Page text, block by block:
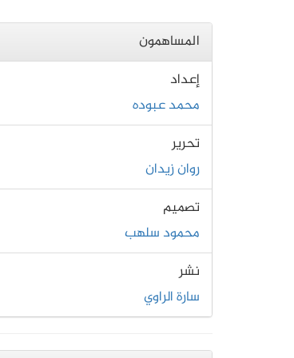
المساهمون
إعداد
محمد عبوده
تحرير
روان زيدان
تصميم
محمود سلهب
نشر
سارة الراوي